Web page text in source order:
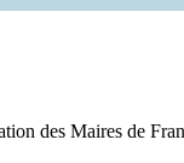
des Maires de